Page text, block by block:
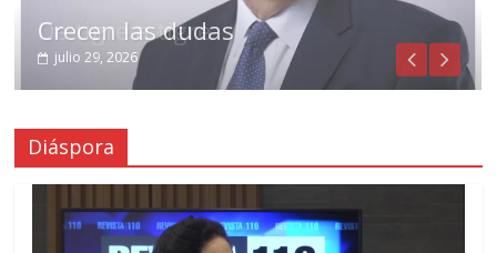
Crecen las dudas
julio 29, 2026
Diáspora